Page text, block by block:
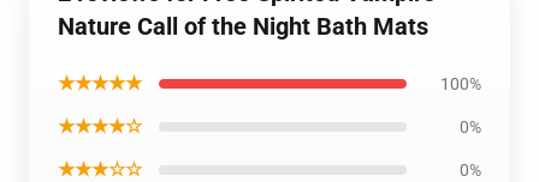
Nature Call of the Night Bath Mats
★★★★★ 100%
★★★★☆ 0%
★★★☆☆ 0%